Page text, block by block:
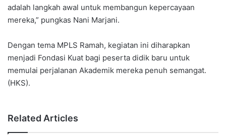
adalah langkah awal untuk membangun kepercayaan
mereka,” pungkas Nani Marjani.
Dengan tema MPLS Ramah, kegiatan ini diharapkan
menjadi Fondasi Kuat bagi peserta didik baru untuk
memulai perjalanan Akademik mereka penuh semangat.
(HKS).
Related Articles